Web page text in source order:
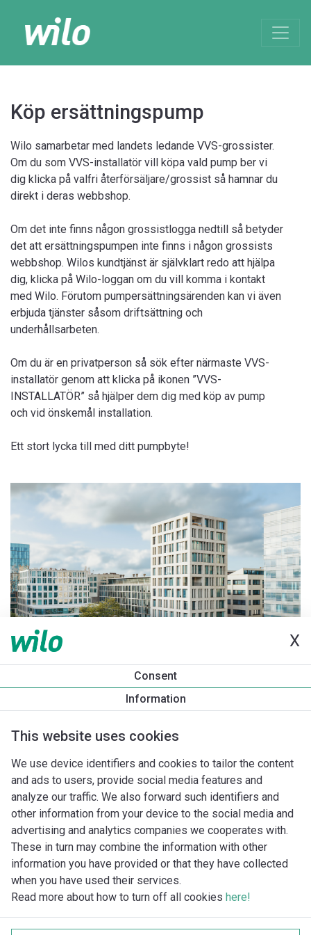
X
Consent
Information
This website uses cookies
We use device identifiers and cookies to tailor the content
and ads to users, provide social media features and
analyze our traffic. We also forward such identifiers and
other information from your device to the social media and
advertising and analytics companies we cooperates with.
These in turn may combine the information with other
information you have provided or that they have collected
when you have used their services.
Read more about how to turn off all cookies here!
Köp ersättningspump
Wilo samarbetar med landets ledande VVS-grossister.
Om du som VVS-installatör vill köpa vald pump ber vi
dig klicka på valfri återförsäljare/grossist så hamnar du
direkt i deras webbshop.
Om det inte finns någon grossistlogga nedtill så betyder
det att ersättningspumpen inte finns i någon grossists
webbshop. Wilos kundtjänst är självklart redo att hjälpa
dig, klicka på Wilo-loggan om du vill komma i kontakt
med Wilo. Förutom pumpersättningsärenden kan vi även
erbjuda tjänster såsom driftsättning och
underhållsarbeten.
Om du är en privatperson så sök efter närmaste VVS-
installatör genom att klicka på ikonen ”VVS-
INSTALLATÖR” så hjälper dem dig med köp av pump
och vid önskemål installation.
Ett stort lycka till med ditt pumpbyte!
Imprint
Behandling av personuppgifter